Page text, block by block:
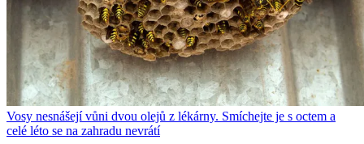
Vosy nesnášejí vůni dvou olejů z lékárny. Smíchejte je s octem a
celé léto se na zahradu nevrátí